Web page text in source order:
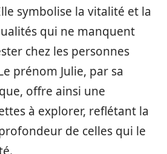
symbolise la vitalité et la
qui ne manquent
chez les personnes
prénom Julie, par sa
offre ainsi une
à explorer, reflétant la
de celles qui le